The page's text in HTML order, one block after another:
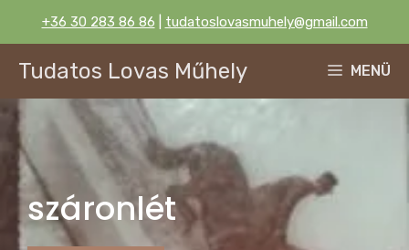
tartalomba
+36 30 283 86 86 tudatoslovasmuhely@gmail.com
Tudatos Lovas Műhely MENÜ
száronlét